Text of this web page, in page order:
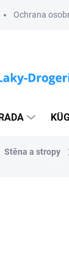
Ochrana
Stěna a stropy